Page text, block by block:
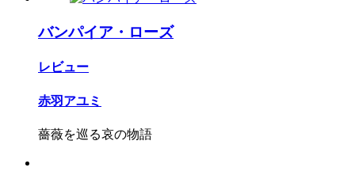
バンパイア・ローズ
レビュー
赤羽アユミ
薔薇を巡る哀の物語